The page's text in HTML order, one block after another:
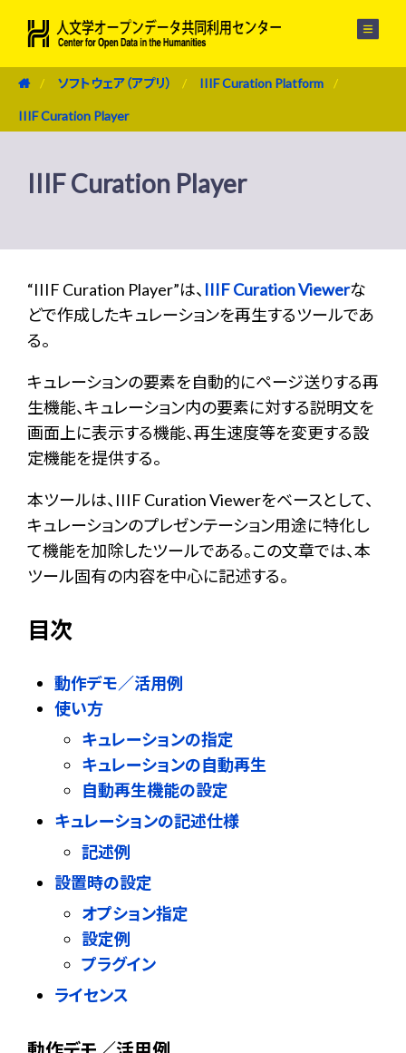
ソフトウェア（アプリ） IIIF Curation Platform
IIIF Curation Player
IIIF Curation Player
“IIIF Curation Player”は、 IIIF Curation Viewerな
どで作成したキュレーションを再生するツールであ
る。
キュレーションの要素を自動的にページ送りする再
生機能、キュレーション内の要素に対する説明文を
画面上に表示する機能、再生速度等を変更する設
定機能を提供する。
本ツールは、IIIF Curation Viewerをベースとして、
キュレーションのプレゼンテーション用途に特化し
て機能を加除したツールである。この文章では、本
ツール固有の内容を中心に記述する。
目次
動作デモ／活用例
使い方
キュレーションの指定
キュレーションの自動再生
自動再生機能の設定
キュレーションの記述仕様
記述例
設置時の設定
オプション指定
設定例
プラグイン
ライセンス